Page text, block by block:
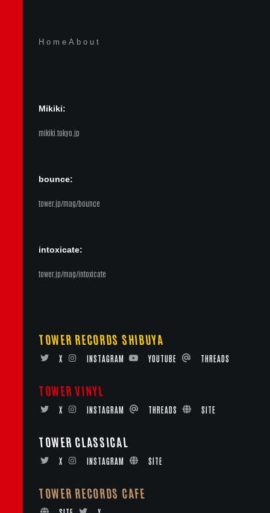
Home About
Mikiki:
mikiki.tokyo.jp
bounce:
tower.jp/mag/bounce
intoxicate:
tower.jp/mag/intoxicate
TOWER RECORDS SHIBUYA
X INSTAGRAM YOUTUBE THREADS
TOWER VINYL
X INSTAGRAM THREADS SITE
TOWER CLASSICAL
X INSTAGRAM SITE
TOWER RECORDS CAFE